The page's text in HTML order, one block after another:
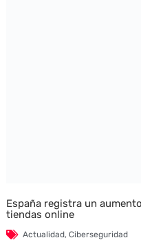
España registra un
tiendas online
Actualidad, Ciberseguridad